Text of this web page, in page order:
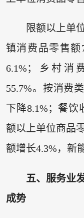
限额以上单
镇消费品零售额
6.1%；乡村消
55.7%。按消费
下降8.1%；餐饮
额以上单位商品
额增长4.3%，新
五、服务业
成势